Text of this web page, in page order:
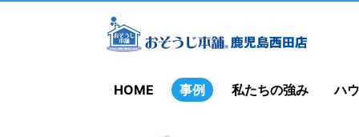
HOME 事例 私たちの強み ハ